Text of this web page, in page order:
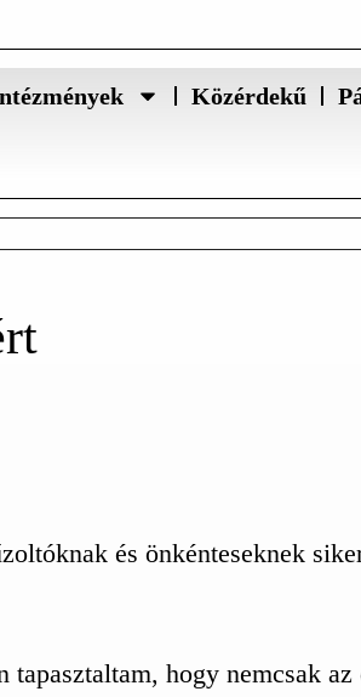
Közérdekű
és önkénteseknek
hogy nemcsak